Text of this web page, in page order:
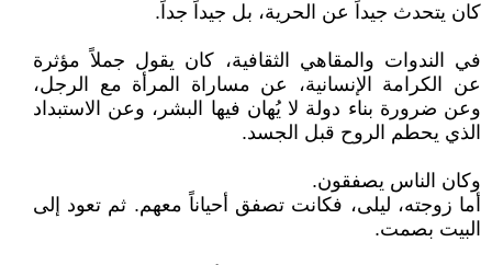
كان يتحدث جيداً عن الحرية، بل جيداً جداً.
في الندوات والمقاهي الثقافية، كان يقول جملاً مؤثرة
عن الكرامة الإنسانية، عن مساراة المرأة مع الرجل،
وعن ضرورة بناء دولة لا يُهان فيها البشر، وعن الاستبداد
الذي يحطم الروح قبل الجسد.
وكان الناس يصفقون.
أما زوجته، ليلى، فكانت تصفق أحياناً معهم. ثم تعود إلى
البيت بصمت.